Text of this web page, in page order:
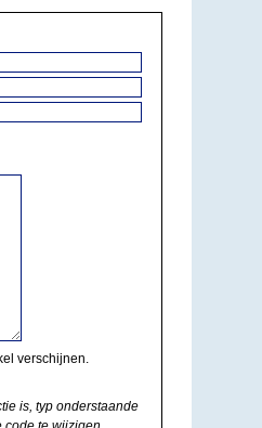
verschijnen.
is, typ onderstaande